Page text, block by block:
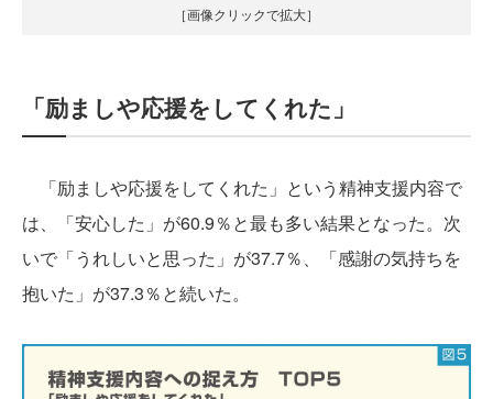
［画像クリックで拡大］
「励ましや応援をしてくれた」
「励ましや応援をしてくれた」という精神支援内容で
は、「安心した」が60.9％と最も多い結果となった。次
いで「うれしいと思った」が37.7％、「感謝の気持ちを
抱いた」が37.3％と続いた。